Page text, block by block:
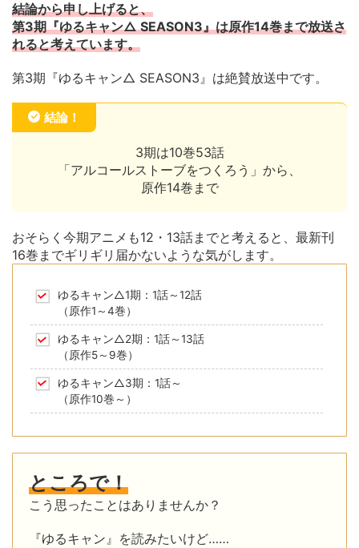
結論から申し上げると、
第3期『ゆるキャン△ SEASON3』は原作14巻まで放送さ
れると考えています。
第3期『ゆるキャン△ SEASON3』は絶賛放送中です。
結論！
3期は10巻53話
「アルコールストーブをつくろう」から、
原作14巻まで
おそらく今期アニメも12・13話までと考えると、最新刊
16巻までギリギリ届かないような気がします。
ゆるキャン△1期：1話～12話
（原作1～4巻）
ゆるキャン△2期：1話～13話
（原作5～9巻）
ゆるキャン△3期：1話～
（原作10巻～）
ところで！
こう思ったことはありませんか？
『ゆるキャン』を読みたいけど……